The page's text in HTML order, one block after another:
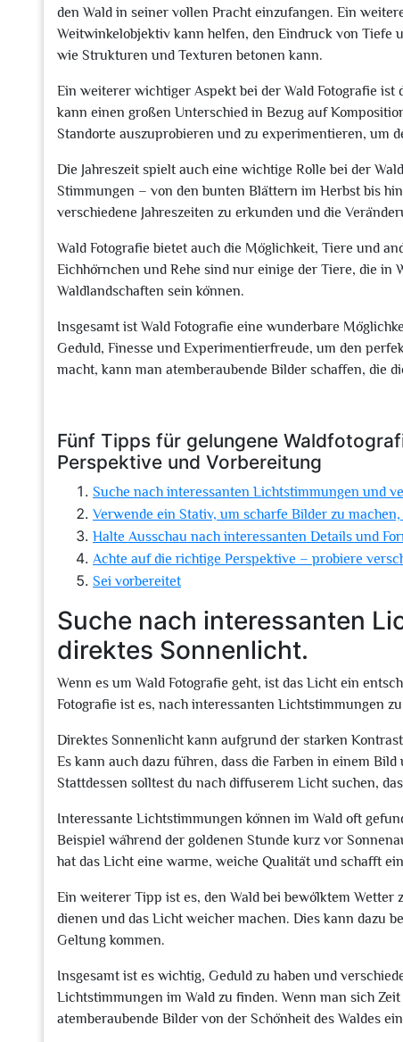
den Wald in seiner vollen Pracht einzufangen. Ein
Weitwinkelobjektiv kann helfen, den Eindruck von Tiefe
wie Strukturen und Texturen betonen kann.
Ein weiterer wichtiger Aspekt bei der Wald Fotografie ist
kann einen großen Unterschied in Bezug auf
Standorte auszuprobieren und zu experimentieren, um
Die Jahreszeit spielt auch eine wichtige Rolle bei der
Stimmungen – von den bunten Blättern im Herbst bis
verschiedene Jahreszeiten zu erkunden und die
Wald Fotografie bietet auch die Möglichkeit, Tiere und
Eichhörnchen und Rehe sind nur einige der Tiere, die in
Waldlandschaften sein können.
Insgesamt ist Wald Fotografie eine wunderbare
Geduld, Finesse und Experimentierfreude, um den
macht, kann man atemberaubende Bilder schaffen, die
Fünf Tipps für gelungene
Perspektive und Vorbereitung
Suche nach interessanten Lichtstimmungen und
Verwende ein Stativ, um scharfe Bilder zu
Halte Ausschau nach interessanten Details und
Achte auf die richtige Perspektive – probiere
Sei vorbereitet
Suche nach interessanten
direktes Sonnenlicht.
Wenn es um Wald Fotografie geht, ist das Licht ein
Fotografie ist es, nach interessanten Lichtstimmungen
Direktes Sonnenlicht kann aufgrund der starken
Es kann auch dazu führen, dass die Farben in einem
Stattdessen solltest du nach diffuserem Licht suchen,
Interessante Lichtstimmungen können im Wald oft
Beispiel während der goldenen Stunde kurz vor
hat das Licht eine warme, weiche Qualität und schafft
Ein weiterer Tipp ist es, den Wald bei bewölktem
dienen und das Licht weicher machen. Dies kann dazu
Geltung kommen.
Insgesamt ist es wichtig, Geduld zu haben und
Lichtstimmungen im Wald zu finden. Wenn man sich
atemberaubende Bilder von der Schönheit des Waldes